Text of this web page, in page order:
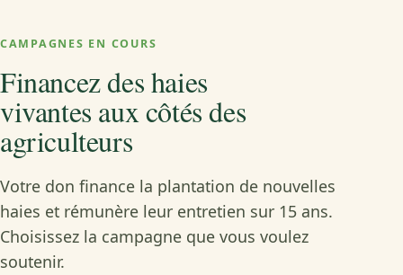
CAMPAGNES EN COURS
Financez des haies
vivantes aux côtés des
agriculteurs
Votre don finance la plantation de nouvelles
haies et rémunère leur entretien sur 15 ans.
Choisissez la campagne que vous voulez
soutenir.